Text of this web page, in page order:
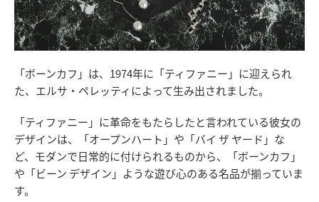
「ボーンカフ」は、1974年に「ティファニー」に迎えられ
た、エルサ・ペレッティによって生み出されました。
「ティファニー」に革命をもたらしたと言われている彼女の
デザインは、「オープンハート」や「バイ ザ ヤード」な
ど、モダンで日常的に付けられるものから、「ボーンカフ」
や「ビーン デザイン」ような遊び心のある名品が揃っていま
す。